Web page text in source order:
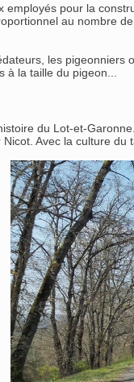
pour la
au nombre
les
la taille du pigeon...
du Lot-et-
Avec la culture